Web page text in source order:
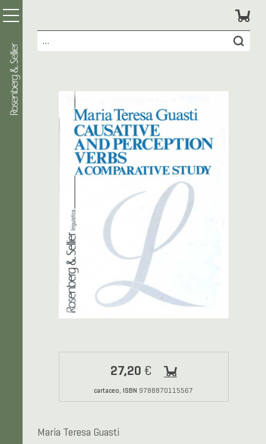
27,20 €
cartaceo,ISBN 9788870115567
Maria Teresa Guasti